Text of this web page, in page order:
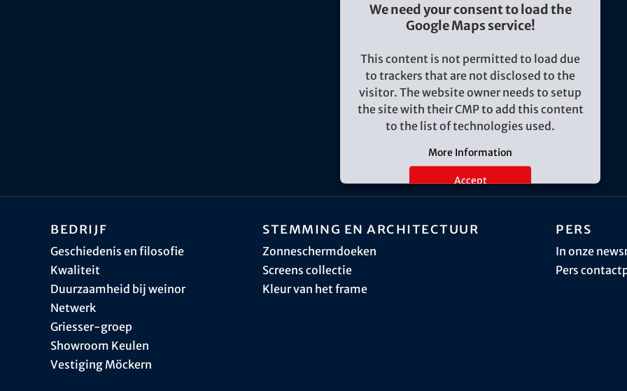
Bedrijf
Geschiedenis en filosofie
Kwaliteit
Duurzaamheid bij weinor
Netwerk
Griesser-groep
Showroom Keulen
Vestiging Möckern
Stemming en architectuur
Zonneschermdoeken
Screens collectie
Kleur van het frame
Pers
In onze
Pers
We need your consent to load the
Google Maps service!
This content is not permitted to load due
to trackers that are not disclosed to the
visitor. The website owner needs to setup
the site with their CMP to add this content
to the list of technologies used.
More Information
Accept